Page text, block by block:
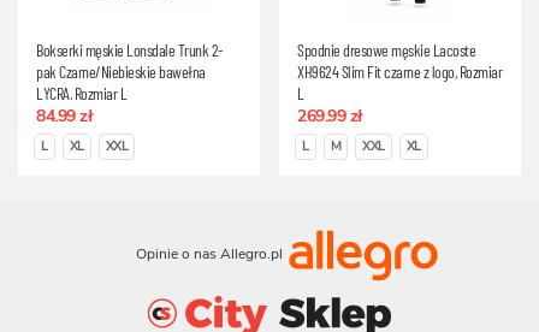
Bokserki męskie Lonsdale Trunk 2-
pak Czarne/Niebieskie bawełna
LYCRA, Rozmiar L
84.99 zł
L XL XXL
Spodnie dresowe męskie Lacoste
XH9624 Slim Fit czarne z logo, Rozmiar
L
269.99 zł
L M XXL XL
Opinie o nas Allegro.pl